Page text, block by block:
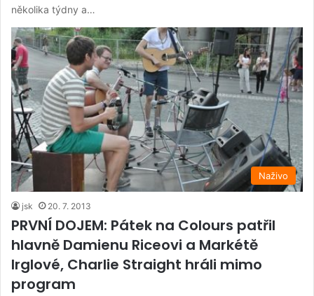
několika týdny a…
Naživo
jsk 20. 7. 2013
PRVNÍ DOJEM: Pátek na Colours patřil
hlavně Damienu Riceovi a Markétě
Irglové, Charlie Straight hráli mimo
program